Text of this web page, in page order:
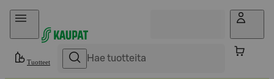
Hyppää sisältöön
Tuotteet